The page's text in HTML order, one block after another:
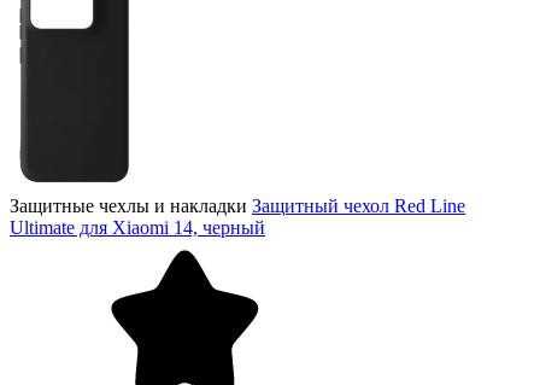
Защитные чехлы и накладки Защитный чехол Red Line
Ultimate для Xiaomi 14, черный